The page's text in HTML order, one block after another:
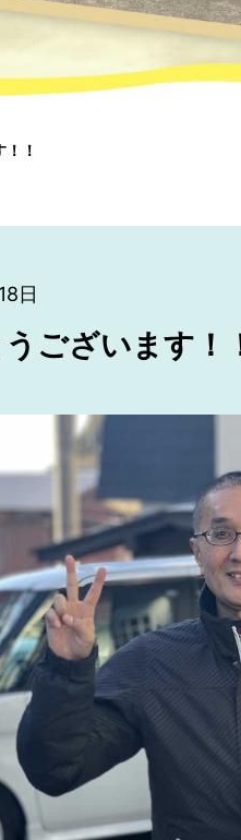
！
日
ございます！